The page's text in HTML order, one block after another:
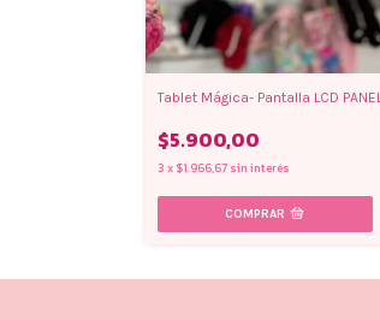
Tablet Mágica- Pantalla LCD PANEL
$5.900,00
3 x $1.966,67 sin interés